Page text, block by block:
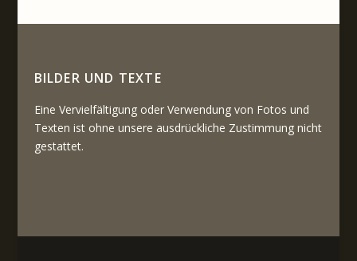
BILDER UND TEXTE
Eine Vervielfältigung oder Verwendung von Fotos und
Texten ist ohne unsere ausdrückliche Zustimmung nicht
gestattet.